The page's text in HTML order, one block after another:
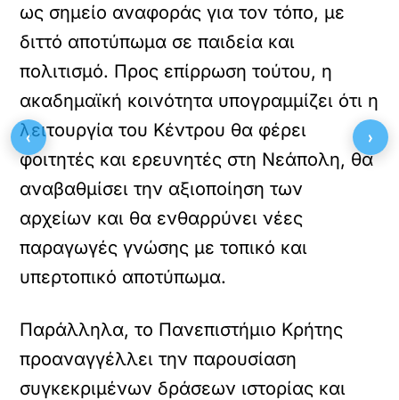
ως σημείο αναφοράς για τον τόπο, με
διττό αποτύπωμα σε παιδεία και
πολιτισμό. Προς επίρρωση τούτου, η
ακαδημαϊκή κοινότητα υπογραμμίζει ότι η
λειτουργία του Κέντρου θα φέρει
φοιτητές και ερευνητές στη Νεάπολη, θα
αναβαθμίσει την αξιοποίηση των
αρχείων και θα ενθαρρύνει νέες
παραγωγές γνώσης με τοπικό και
υπερτοπικό αποτύπωμα.
Παράλληλα, το Πανεπιστήμιο Κρήτης
προαναγγέλλει την παρουσίαση
συγκεκριμένων δράσεων ιστορίας και
‹ ›